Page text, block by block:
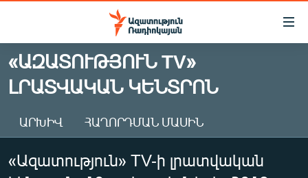
Մատչելիության
Անցնել
հիմնական
բովանդակությանը
հիմնական
ԱԶԱՏՈՒԹՅՈՒՆ TV
ՀԱՅԱՍՏԱՆ
ՔԱՂԱՔԱԿԱՆ
ԻՐԱՎՈՒՆՔ
«ԱԶԱՏՈՒԹՅՈՒՆ TV»
ԼՐԱՏՎԱԿԱՆ ԿԵՆՏՐՈՆ
ԱՐԽԻՎ ՀԱՂՈՐԴՄԱՆ ՄԱՍԻՆ
«Ազատություն» TV-ի լրատվական